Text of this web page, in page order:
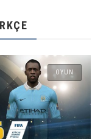
OYUN